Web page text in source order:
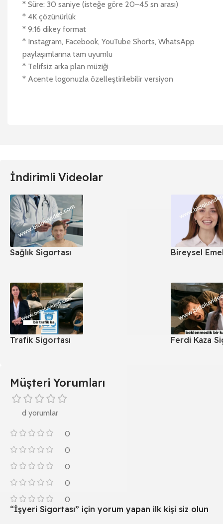
* Süre: 30 saniye (isteğe göre 20–45 sn arası)
* 4K çözünürlük
* 9:16 dikey format
* Instagram, Facebook, YouTube Shorts, WhatsApp
paylaşımlarına tam uyumlu
* Telifsiz arka plan müziği
* Acente logonuzla özelleştirilebilir versiyon
İndirimli Videolar
Sağlık Sigortası Bireysel
Trafik Sigortası Ferdi Kaza
Müşteri Yorumları
d yorumlar
0
0
0
0
0
“İşyeri Sigortası” için yorum yapan ilk kişi siz olun